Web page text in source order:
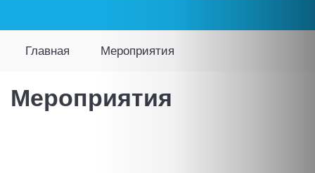
Главная Мероприятия
Мероприятия